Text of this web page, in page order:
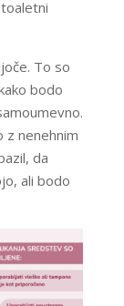
To so
bodo
z nenehnim
da
ali bodo